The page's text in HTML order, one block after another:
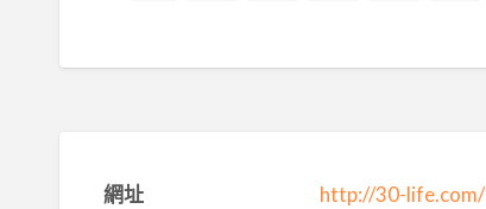
網址 http://30-life.com/